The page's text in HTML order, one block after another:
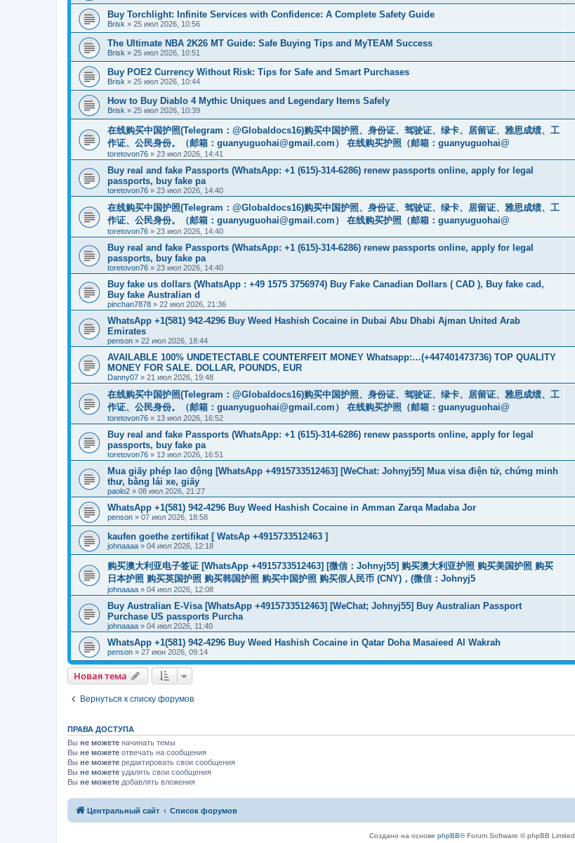
Buy Torchlight: Infinite Services with Confidence: A Complete Safety Guide
Brisk » 25 июл 2026, 10:56
The Ultimate NBA 2K26 MT Guide: Safe Buying Tips and MyTEAM Success
Brisk » 25 июл 2026, 10:51
Buy POE2 Currency Without Risk: Tips for Safe and Smart Purchases
Brisk » 25 июл 2026, 10:44
How to Buy Diablo 4 Mythic Uniques and Legendary Items Safely
Brisk » 25 июл 2026, 10:39
在线购买中国护照(Telegram：@Globaldocs16)购买中国护照、身份证、驾驶证、绿卡、居留证、雅思成绩、工
作证、公民身份。（邮箱： guanyuguohai@gmail.com ） 在线购买护照（邮箱：guanyuguohai@
toretovon76 » 23 июл 2026, 14:41
Buy real and fake Passports (WhatsApp: +1 (615)-314-6286) renew passports online, apply for legal
passports, buy fake pa
toretovon76 » 23 июл 2026, 14:40
在线购买中国护照(Telegram：@Globaldocs16)购买中国护照、身份证、驾驶证、绿卡、居留证、雅思成绩、工
作证、公民身份。（邮箱： guanyuguohai@gmail.com ） 在线购买护照（邮箱：guanyuguohai@
toretovon76 » 23 июл 2026, 14:40
Buy real and fake Passports (WhatsApp: +1 (615)-314-6286) renew passports online, apply for legal
passports, buy fake pa
toretovon76 » 23 июл 2026, 14:40
Buy fake us dollars (WhatsApp : +49 1575 3756974) Buy Fake Canadian Dollars ( CAD ), Buy fake cad,
Buy fake Australian d
pinchan7878 » 22 июл 2026, 21:36
WhatsApp +1(581) 942-4296 Buy Weed Hashish Cocaine in Dubai Abu Dhabi Ajman United Arab
Emirates
penson » 22 июл 2026, 18:44
AVAILABLE 100% UNDETECTABLE COUNTERFEIT MONEY Whatsapp:…(+447401473736) TOP QUALITY
MONEY FOR SALE. DOLLAR, POUNDS, EUR
Danny07 » 21 июл 2026, 19:48
在线购买中国护照(Telegram：@Globaldocs16)购买中国护照、身份证、驾驶证、绿卡、居留证、雅思成绩、工
作证、公民身份。（邮箱： guanyuguohai@gmail.com ） 在线购买护照（邮箱：guanyuguohai@
toretovon76 » 13 июл 2026, 16:52
Buy real and fake Passports (WhatsApp: +1 (615)-314-6286) renew passports online, apply for legal
passports, buy fake pa
toretovon76 » 13 июл 2026, 16:51
Mua giấy phép lao động [WhatsApp +4915733512463] [WeChat: Johnyj55] Mua visa điện tử, chứng minh
thư, bằng lái xe, giấy
paolo2 » 08 июл 2026, 21:27
WhatsApp +1(581) 942-4296 Buy Weed Hashish Cocaine in Amman Zarqa Madaba Jor
penson » 07 июл 2026, 18:58
kaufen goethe zertifikat [ WatsAp +4915733512463 ]
johnaaaa » 04 июл 2026, 12:18
购买澳大利亚电子签证 [WhatsApp +4915733512463] [微信：Johnyj55] 购买澳大利亚护照 购买美国护照 购买
日本护照 购买英国护照 购买韩国护照 购买中国护照 购买假人民币 (CNY)，(微信：Johnyj5
johnaaaa » 04 июл 2026, 12:08
Buy Australian E-Visa [WhatsApp +4915733512463] [WeChat; Johnyj55] Buy Australian Passport
Purchase US passports Purcha
johnaaaa » 04 июл 2026, 11:40
WhatsApp +1(581) 942-4296 Buy Weed Hashish Cocaine in Qatar Doha Masaieed Al Wakrah
penson » 27 июн 2026, 09:14
Новая тема
Вернуться к списку форумов
ПРАВА ДОСТУПА
Вы не можете начинать темы
Вы не можете отвечать на сообщения
Вы не можете редактировать свои сообщения
Вы не можете удалять свои сообщения
Вы не можете добавлять вложения
Центральный сайт Список форумов
Создано на основе phpBB® Forum Software © phpBB Limited